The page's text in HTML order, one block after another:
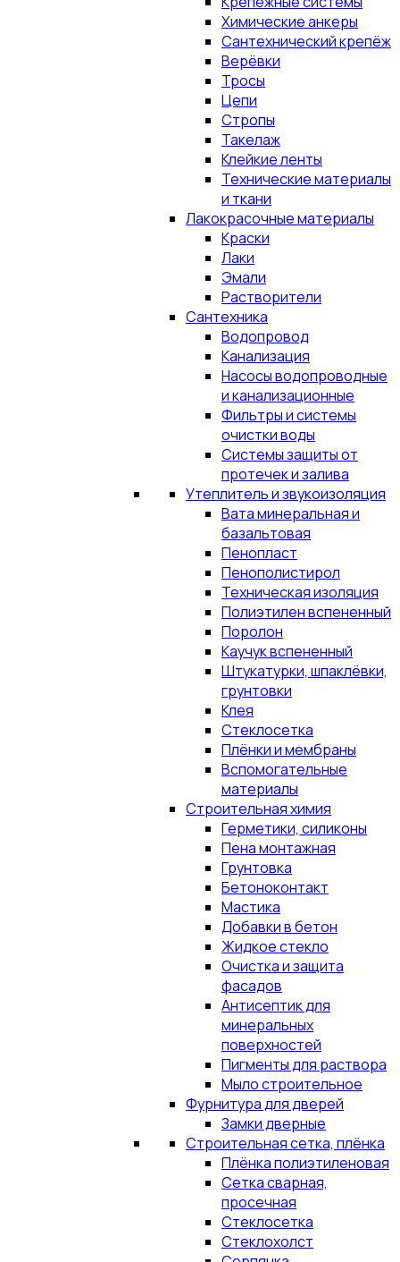
Химические анкеры
Сантехнический крепёж
Верёвки
Тросы
Цепи
Стропы
Такелаж
Клейкие ленты
Технические материалы
и ткани
Лакокрасочные материалы
Краски
Лаки
Эмали
Растворители
Сантехника
Водопровод
Канализация
Насосы водопроводные
и канализационные
Фильтры и системы
очистки воды
Системы защиты от
протечек и залива
Утеплитель и звукоизоляция
Вата минеральная и
базальтовая
Пенопласт
Пенополистирол
Техническая изоляция
Полиэтилен вспененный
Поролон
Каучук вспененный
Штукатурки, шпаклёвки,
грунтовки
Клея
Стеклосетка
Плёнки и мембраны
Вспомогательные
материалы
Строительная химия
Герметики, силиконы
Пена монтажная
Грунтовка
Бетоноконтакт
Мастика
Добавки в бетон
Жидкое стекло
Очистка и защита
фасадов
Антисептик для
минеральных
поверхностей
Пигменты для раствора
Мыло строительное
Фурнитура для дверей
Замки дверные
Строительная сетка, плёнка
Плёнка полиэтиленовая
Сетка сварная,
просечная
Стеклосетка
Стеклохолст